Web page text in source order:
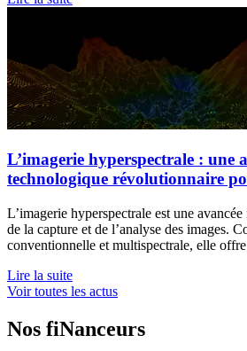
L’imagerie hyperspectrale : une
technologique révolutionnaire
L’imagerie hyperspectrale est une
de la capture et de l’analyse des images.
conventionnelle et multispectrale, elle offre
Lire la suite
Voir toutes les actus
Nos fiNanceurs